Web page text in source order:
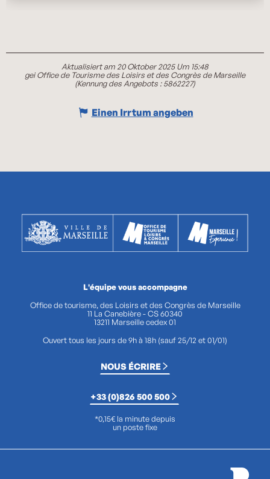
Aktualisiert am 20 Oktober 2025 Um 15:48
gei Office de Tourisme des Loisirs et des Congrès de Marseille
(Kennung des Angebots :5862227)
Einen Irrtum angeben
L'équipe vous accompagne
Office de tourisme, des Loisirs et des Congrès de Marseille
11 La Canebière - CS 60340
13211 Marseille cedex 01
Ouvert tous les jours de 9h à 18h (sauf 25/12 et 01/01)
NOUS ÉCRIRE
+33 (0)826 500 500
*0,15€ la minute depuis
un poste fixe